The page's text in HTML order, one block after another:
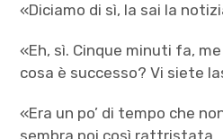
«Diciamo di sì, la sai la
«Eh, sì. Cinque minuti fa,
cosa è successo? Vi siete
«Era un po’ di tempo che